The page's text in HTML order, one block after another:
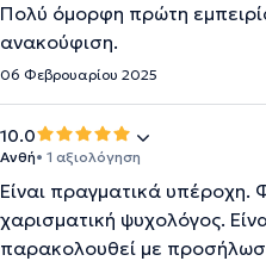
Πολύ όμορφη πρώτη
ανακούφιση.
06 Φεβρουαρίου 2025
10.0
Ανθή• 1 αξιολόγηση
Είναι πραγματικά υπέροχη.
χαρισματική ψυχολόγος.
παρακολουθεί με